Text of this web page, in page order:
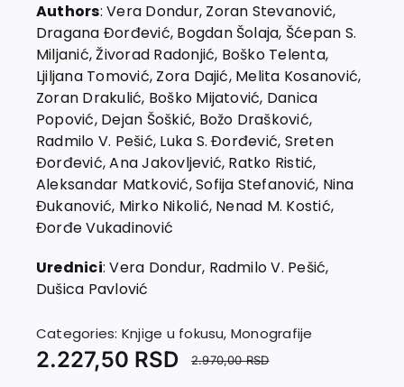
Authors: Vera Dondur, Zoran Stevanović,
Dragana Đorđević, Bogdan Šolaja, Šćepan S.
Miljanić, Živorad Radonjić, Boško Telenta,
Ljiljana Tomović, Zora Dajić, Melita Kosanović,
Zoran Drakulić, Boško Mijatović, Danica
Popović, Dejan Šoškić, Božo Drašković,
Radmilo V. Pešić, Luka S. Đorđević, Sreten
Đorđević, Ana Jakovljević, Ratko Ristić,
Aleksandar Matković, Sofija Stefanović, Nina
Đukanović, Mirko Nikolić, Nenad M. Kostić,
Đorđe Vukadinović
Urednici: Vera Dondur, Radmilo V. Pešić,
Dušica Pavlović
Categories: Knjige u fokusu, Monografije
2.970,00RSD
2.227,50 RSD